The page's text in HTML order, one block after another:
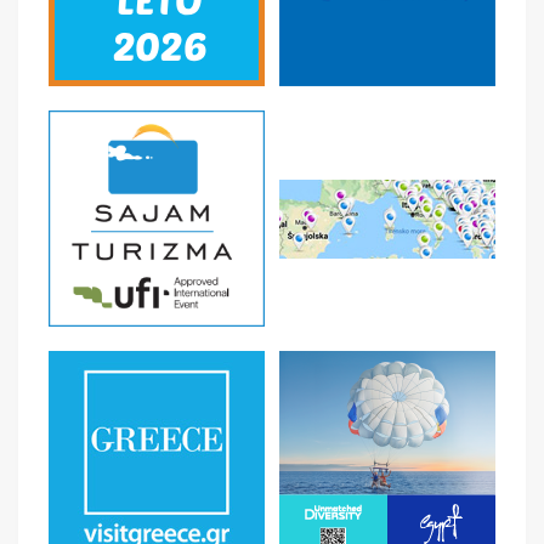
Slobodno vreme ili celodnevni fakultativni
odlazak na izlet u Karlove Vari, banju koja je poznata po
predivnoj arhitekturi pastelnih boja, u neogotickom i
neobaroknom stilu. Ovu mondensku banju su posećivali
mnogi carevi i carice pa je i zovu carska banja. Po dolasku
pešačko razgledanje i obilazak njenih čuvenih lekovitih
izvora, termalnih voda i kolonada. Ne zaboravite popiti
vodu sa Karlove kolonade da bi, kako legenda kaže, bili
snažni, jaki i pametni kao čuveni Kralj Karlo IV. I na kraju,
probajte čuvenu Beherovku otkrivenu pre 200 godina
vreme do povratka u Prag.
Doručak.Napuštanje hotela. Slobodno vreme ili
mogućnost fakultativnog krstarenja rekom Vltavom,
uživanje u zvucima Smetanine „Vltave” i razgledanje
mističnog Praga iz ovog ugla. Mogućnost fakultativnog
izleta „upoznajmo Prag sa lokalnim vodičem“, obilazak